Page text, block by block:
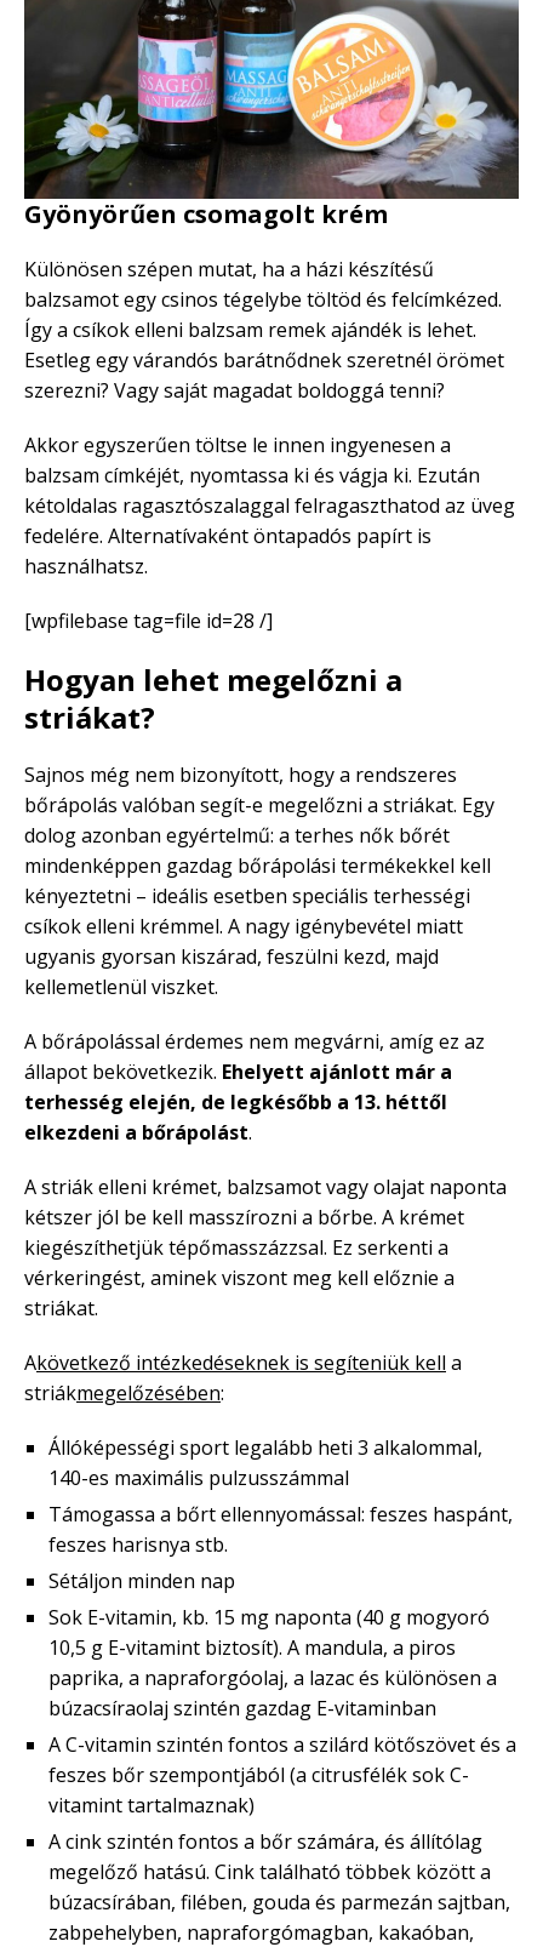
Gyönyörűen csomagolt krém
Különösen szépen mutat, ha a házi készítésű
balzsamot egy csinos tégelybe töltöd és felcímkézed.
Így a csíkok elleni balzsam remek ajándék is lehet.
Esetleg egy várandós barátnődnek szeretnél örömet
szerezni? Vagy saját magadat boldoggá tenni?
Akkor egyszerűen töltse le innen ingyenesen a
balzsam címkéjét, nyomtassa ki és vágja ki. Ezután
kétoldalas ragasztószalaggal felragaszthatod az üveg
fedelére. Alternatívaként öntapadós papírt is
használhatsz.
[wpfilebase tag=file id=28 /]
Hogyan lehet megelőzni a
striákat?
Sajnos még nem bizonyított, hogy a rendszeres
bőrápolás valóban segít-e megelőzni a striákat. Egy
dolog azonban egyértelmű: a terhes nők bőrét
mindenképpen gazdag bőrápolási termékekkel kell
kényeztetni – ideális esetben speciális terhességi
csíkok elleni krémmel. A nagy igénybevétel miatt
ugyanis gyorsan kiszárad, feszülni kezd, majd
kellemetlenül viszket.
A bőrápolással érdemes nem megvárni, amíg ez az
állapot bekövetkezik. Ehelyett ajánlott már a
terhesség elején, de legkésőbb a 13. héttől
elkezdeni a bőrápolást.
A striák elleni krémet, balzsamot vagy olajat naponta
kétszer jól be kell masszírozni a bőrbe. A krémet
kiegészíthetjük tépőmasszázzsal. Ez serkenti a
vérkeringést, aminek viszont meg kell előznie a
striákat.
Akövetkező intézkedéseknek is segíteniük kell a
striákmegelőzésében:
Állóképességi sport legalább heti 3 alkalommal,
140-es maximális pulzusszámmal
Támogassa a bőrt ellennyomással: feszes haspánt,
feszes harisnya stb.
Sétáljon minden nap
Sok E-vitamin, kb. 15 mg naponta (40 g mogyoró
10,5 g E-vitamint biztosít). A mandula, a piros
paprika, a napraforgóolaj, a lazac és különösen a
búzacsíraolaj szintén gazdag E-vitaminban
A C-vitamin szintén fontos a szilárd kötőszövet és a
feszes bőr szempontjából (a citrusfélék sok C-
vitamint tartalmaznak)
A cink szintén fontos a bőr számára, és állítólag
megelőző hatású. Cink található többek között a
búzacsírában, filében, gouda és parmezán sajtban,
zabpehelyben, napraforgómagban, kakaóban,